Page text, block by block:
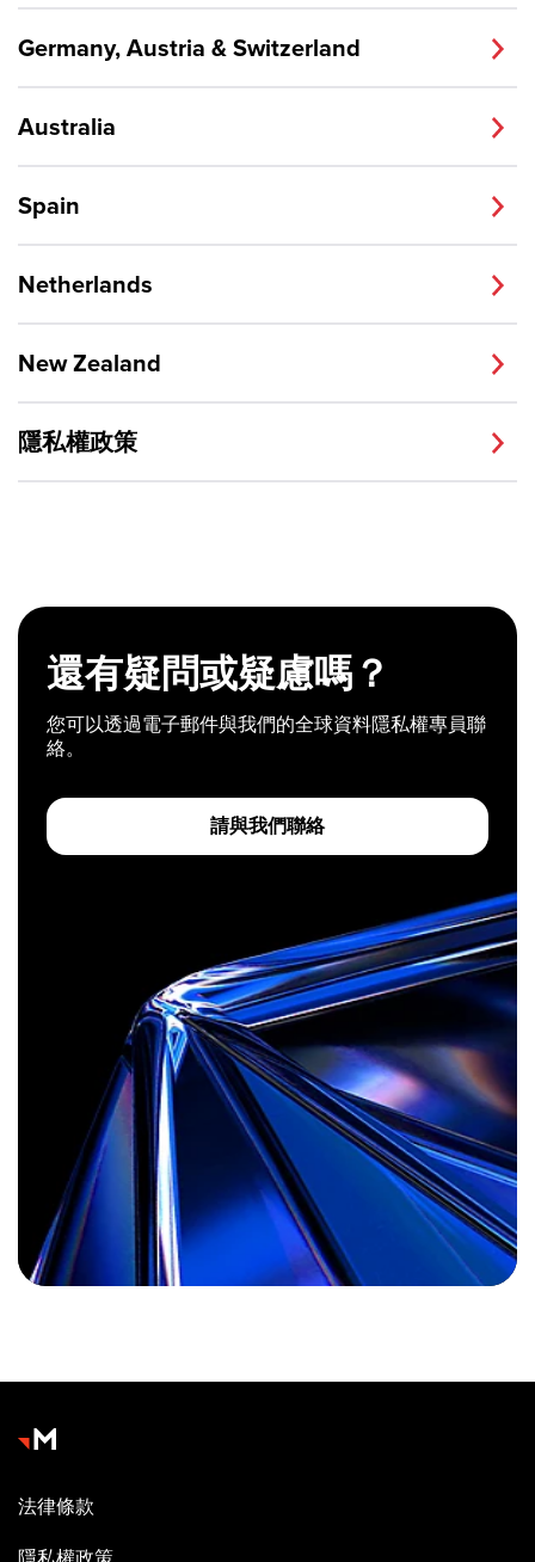
Germany, Austria & Switzerland
Australia
Spain
Netherlands
New Zealand
隱私權政策
還有疑問或疑慮嗎？
您可以透過電子郵件與我們的全球資料隱私權專員聯
絡。
請與我們聯絡
法律條款